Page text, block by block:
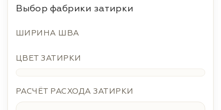
Выбор фабрики затирки
ШИРИНА ШВА
ЦВЕТ ЗАТИРКИ
РАСЧЁТ РАСХОДА ЗАТИРКИ